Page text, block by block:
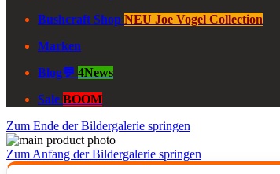
Bushcraft Shop NEU Joe Vogel Collection
Marken
Blog💬 4News
Sale BOOM
Zum Ende der Bildergalerie springen
Zum Anfang der Bildergalerie springen